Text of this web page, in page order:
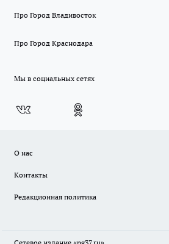
Про Город Владивосток
Про Город Краснодара
Мы в социальных сетях
О нас
Контакты
Редакционная политика